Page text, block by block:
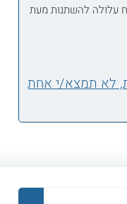
עלולה להשתנות מעת
שונות, לא תמצא/י אחת